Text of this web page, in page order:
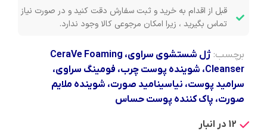
قبل از اقدام به خرید و ثبت سفارش دقت کنید و در صورت نیاز
تماس بگیرید ، زیرا امکان مرجوعی کالا وجود ندارد.
برچسب:
ژل شستشوی سراوی، CeraVe Foaming
Cleanser، شوینده پوست چرب، فومینگ سراوی،
سرامید پوست، نیاسینامید صورت، شوینده ملایم
صورت، پاک کننده پوست حساس
12 در انبار